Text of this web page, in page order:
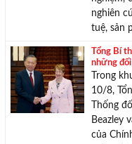
nghiên
tuệ, sản
Tổng Bí
những
Trong
10/8,
Thống
Beazley
của